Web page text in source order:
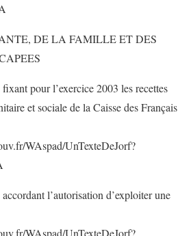
DE LA FAMILLE ET DES
pour l’exercice 2003 les recettes
et sociale de la Caisse des Français
WAspad/UnTexteDeJorf?
l’autorisation d’exploiter une
WAspad/UnTexteDeJorf?